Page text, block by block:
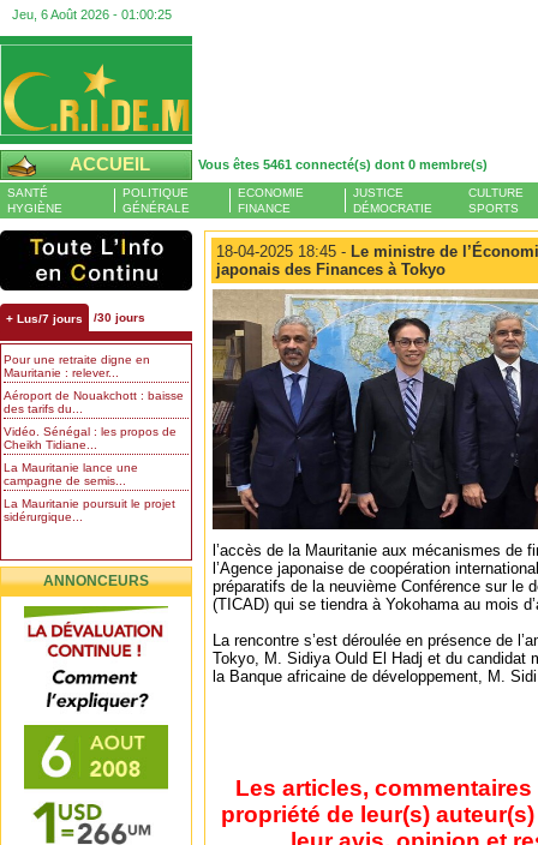
Jeu, 6 Août 2026 - 01:00:26
ACCUEIL Vous êtes 5461 connecté(s) dont 0 membre(s)
SANTÉ
HYGIÈNE
POLITIQUE
GÉNÉRALE
ECONOMIE
FINANCE
JUSTICE
DÉMOCRATIE
CULTURE
SPORTS
+ Lus/7 jours /30 jours
Pour une retraite digne en
Mauritanie : relever...
Aéroport de Nouakchott : baisse
des tarifs du...
Vidéo. Sénégal : les propos de
Cheikh Tidiane...
La Mauritanie lance une
campagne de semis...
La Mauritanie poursuit le projet
sidérurgique...
ANNONCEURS
18-04-2025 18:45 - Le ministre de
japonais des Finances à Tokyo
l’accès de la Mauritanie aux mécanismes de
l’Agence japonaise de coopération
préparatifs de la neuvième Conférence sur le
(TICAD) qui se tiendra à Yokohama au mois
La rencontre s’est déroulée en présence de
Tokyo, M. Sidiya Ould El Hadj et du candidat
la Banque africaine de développement, M.
Les articles,
propriété de leur(s)